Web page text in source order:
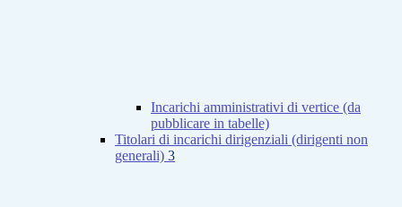
Incarichi amministrativi di vertice (da
pubblicare in tabelle)
Titolari di incarichi dirigenziali (dirigenti non
generali) 3